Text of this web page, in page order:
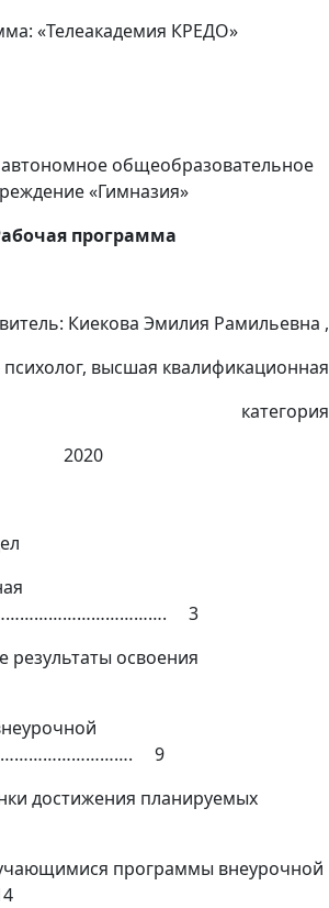
«Телеакадемия КРЕДО»
общеобразовательное
«Гимназия»
программа
Киекова Эмилия Рамильевна ,
психолог, высшая квалификационная
категория
2020
3
освоения
9
достижения планируемых
программы внеурочной